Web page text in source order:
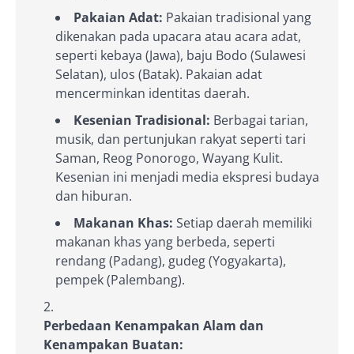
Pakaian Adat: Pakaian tradisional yang
dikenakan pada upacara atau acara adat,
seperti kebaya (Jawa), baju Bodo (Sulawesi
Selatan), ulos (Batak). Pakaian adat
mencerminkan identitas daerah.
Kesenian Tradisional: Berbagai tarian,
musik, dan pertunjukan rakyat seperti tari
Saman, Reog Ponorogo, Wayang Kulit.
Kesenian ini menjadi media ekspresi budaya
dan hiburan.
Makanan Khas: Setiap daerah memiliki
makanan khas yang berbeda, seperti
rendang (Padang), gudeg (Yogyakarta),
pempek (Palembang).
Perbedaan Kenampakan Alam dan
Kenampakan Buatan: